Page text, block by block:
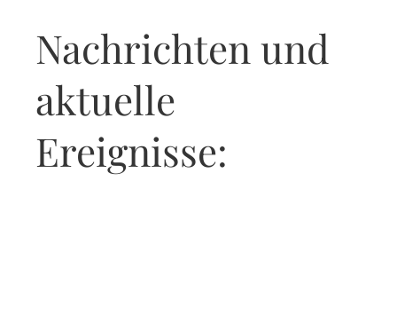
Nachrichten und
aktuelle
Ereignisse: